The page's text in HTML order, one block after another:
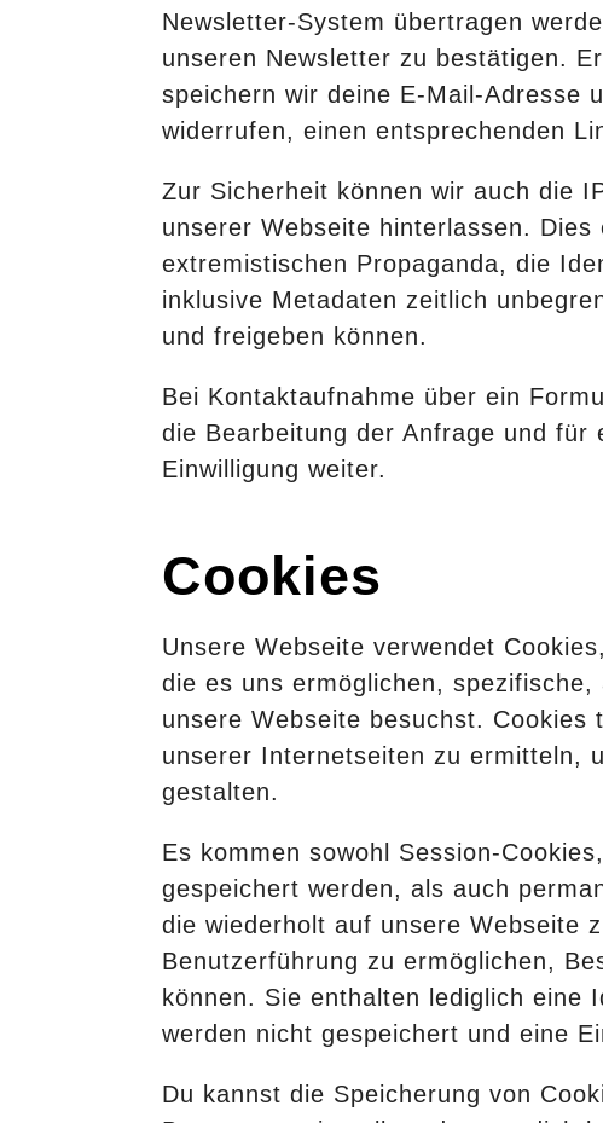
Newsletter-System übertragen
unseren Newsletter zu bestätigen.
speichern wir deine E-Mail-Adresse
widerrufen, einen entsprechenden
Zur Sicherheit können wir auch die
unserer Webseite hinterlassen.
extremistischen Propaganda, die
inklusive Metadaten zeitlich
und freigeben können.
Bei Kontaktaufnahme über ein
die Bearbeitung der Anfrage und für
Einwilligung weiter.
Cookies
Unsere Webseite verwendet
die es uns ermöglichen,
unsere Webseite besuchst.
unserer Internetseiten zu ermitteln,
gestalten.
Es kommen sowohl Session-
gespeichert werden, als auch
die wiederholt auf unsere Webseite
Benutzerführung zu ermöglichen,
können. Sie enthalten lediglich eine
werden nicht gespeichert und eine
Du kannst die Speicherung von